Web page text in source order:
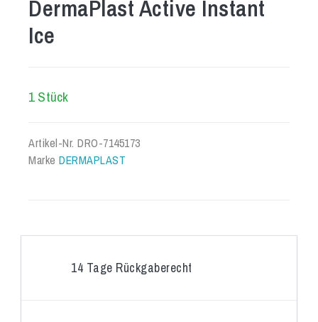
DermaPlast Active Instant
Ice
1 Stück
Artikel-Nr. DRO-7145173
Marke DERMAPLAST
14 Tage Rückgaberecht